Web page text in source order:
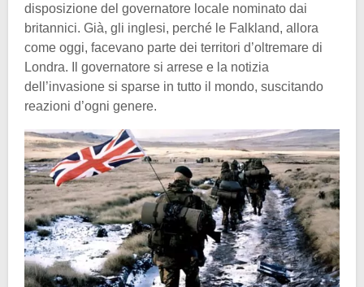
disposizione del governatore locale nominato dai
britannici. Già, gli inglesi, perché le Falkland, allora
come oggi, facevano parte dei territori d’oltremare di
Londra. Il governatore si arrese e la notizia
dell’invasione si sparse in tutto il mondo, suscitando
reazioni d’ogni genere.